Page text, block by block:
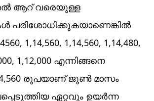
ആറ് വരെയുള്ള
പരിശോധിക്കുകയാണെങ്കില്‍
1,14,560, 1,14,560, 1,14,480,
1,12,000 എന്നിങ്ങനെ
രൂപയാണ് ജൂണ്‍ മാസം
ഏറ്റവും ഉയര്‍ന്ന